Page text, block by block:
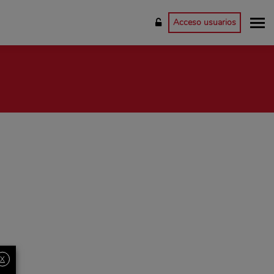
Acceso usuarios
X